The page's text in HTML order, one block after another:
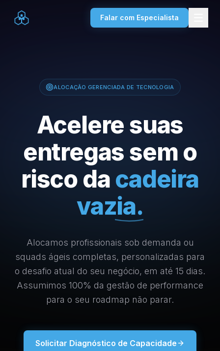
Falar com Especialista
ALOCAÇÃO GERENCIADA DE TECNOLOGIA
Acelere suas
entregas sem o
risco da cadeira
vazia.
Alocamos profissionais sob demanda ou
squads ágeis completas, personalizadas para
o desafio atual do seu negócio, em até 15 dias.
Assumimos 100% da gestão de performance
para o seu roadmap não parar.
Solicitar Diagnóstico de Capacidade